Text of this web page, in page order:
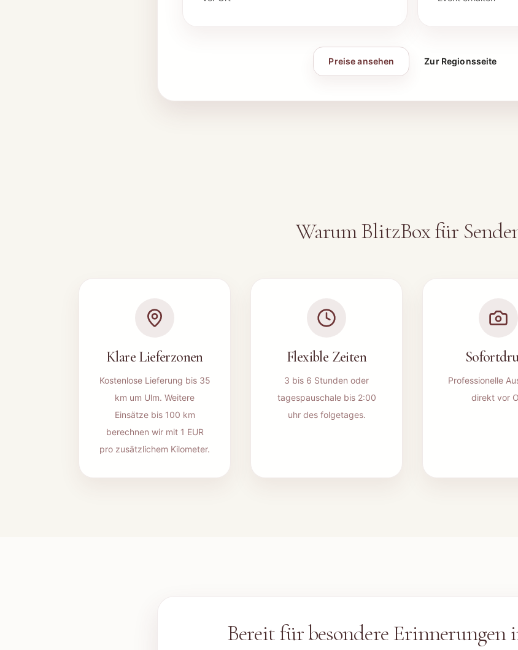
Preise ansehen Zur Regionsseite
Warum BlitzBox für
Klare Lieferzonen
Kostenlose Lieferung bis 35
km um Ulm. Weitere
Einsätze bis 100 km
berechnen wir mit 1 EUR
pro zusätzlichem Kilometer.
Flexible Zeiten
3 bis 6 Stunden oder
tagespauschale bis 2:00
uhr des folgetages.
Professionelle
direkt vor
Bereit für besondere Erinnerungen